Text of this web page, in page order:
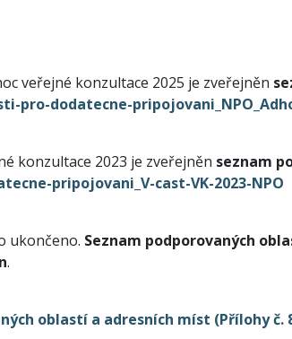
veřejné konzultace 2025 je zveřejněn
pro-dodatecne-
konzultace 2023 je zveřejněn seznam
pripojovani_V-cast-VK-2023-NPO
ukončeno. Seznam podporovaných
.
oblastí a adresních míst (Přílohy č.